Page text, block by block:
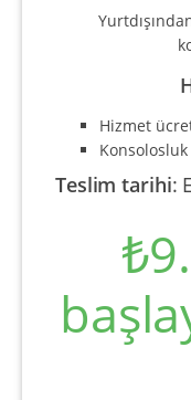
Hizmet
Teslim tarihi: